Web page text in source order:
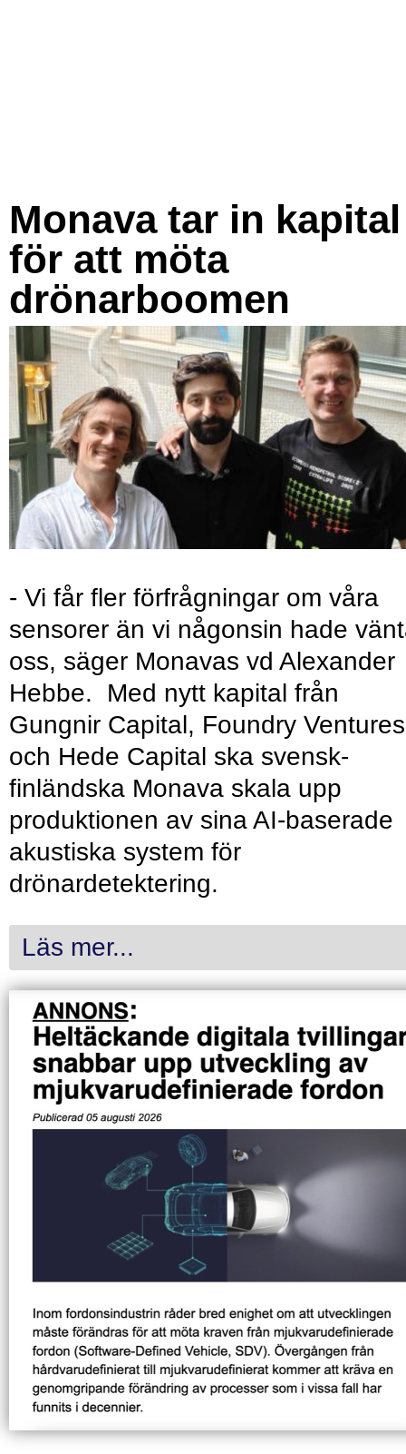
Monava tar in kapital
för att möta
drönarboomen
- Vi får fler förfrågningar om våra
sensorer än vi någonsin hade
oss, säger Monavas vd Alexander
Hebbe. Med nytt kapital från
Gungnir Capital, Foundry Ventures
och Hede Capital ska svensk-
finländska Monava skala upp
produktionen av sina AI-baserade
akustiska system för
drönardetektering.
Läs mer...